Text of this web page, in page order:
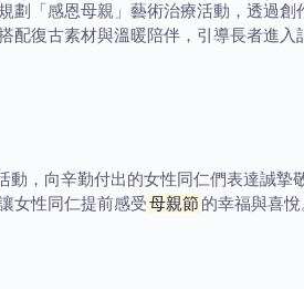
劃「感恩母親」藝術治療活動，透過創
復古素材與溫暖陪伴，引導長者進入
動，向辛勤付出的女性同仁們表達誠摯
女性同仁提前感受母親節 的幸福與喜悅